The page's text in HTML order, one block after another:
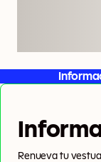
Renueva tu